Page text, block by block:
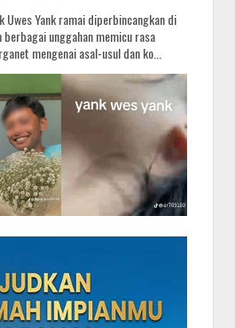
Uwes Yank ramai diperbincangkan di
berbagai unggahan memicu rasa
mengenai asal-usul dan ko...